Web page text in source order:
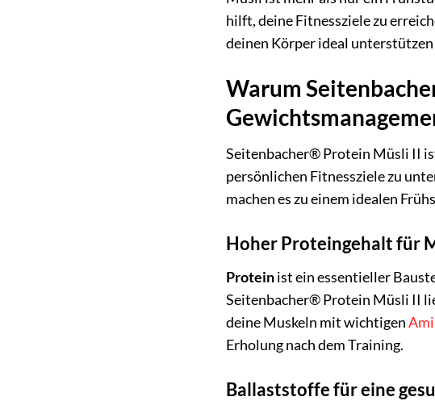
hilft, deine Fitnessziele zu
deinen Körper ideal
Warum
Seitenbacher® Protein Müsli II
persönlichen Fitnessziele zu
machen es zu einem idealen
Hoher Proteingehalt für
Proteinist ein essentieller
Seitenbacher® Protein Müsli II
deine Muskeln mit wichtigen
Erholung nach dem Training.
Ballaststoffe für eine